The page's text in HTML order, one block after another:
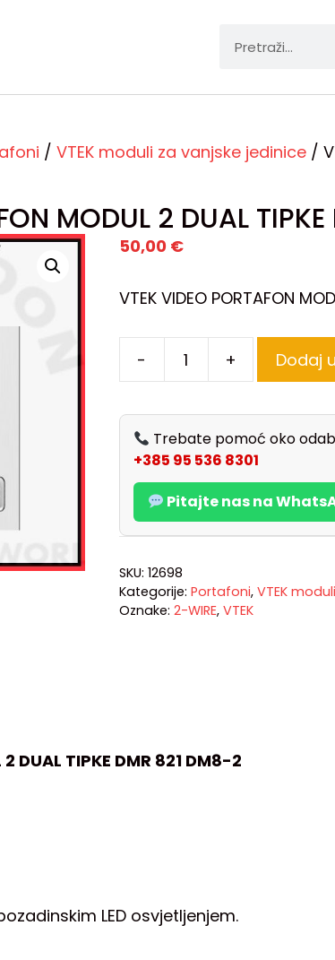
/ VTEK moduli za vanjske jedinice /
MODUL 2 DUAL
50,00 €
VTEK VIDEO PORTAFON
- + Dodaj
Trebate pomoć oko
+385 95 536 8301
Pitajte nas na
SKU: 12698
Kategorije: Portafoni, VTEK
Oznake: 2-WIRE, VTEK
DUAL TIPKE DMR 821 DM8-2
LED osvjetljenjem.